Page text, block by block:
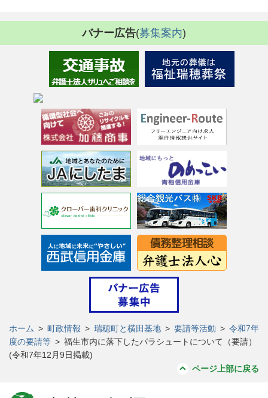
バナー広告(募集案内)
ホーム > 町政情報 > 瑞穂町と横田基地 > 要請等活動 > 令和7年
度の要請等 > 福生市内に落下したパラシュートについて（要請）
(令和7年12月9日掲載)
ページ上部に戻る